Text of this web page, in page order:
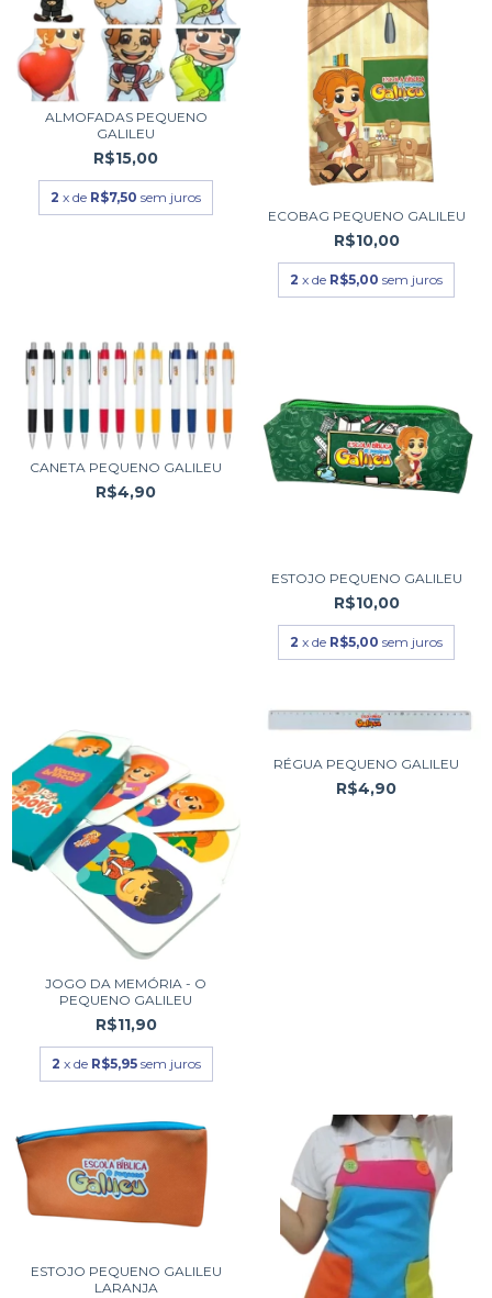
ALMOFADAS PEQUENO
GALILEU
R$15,00
2 x de R$7,50 sem juros
ECOBAG PEQUENO GALILEU
R$10,00
2 x de R$5,00 sem juros
CANETA PEQUENO GALILEU
R$4,90
ESTOJO PEQUENO GALILEU
R$10,00
2 x de R$5,00 sem juros
JOGO DA MEMÓRIA - O
PEQUENO GALILEU
R$11,90
2 x de R$5,95 sem juros
RÉGUA PEQUENO GALILEU
R$4,90
ESTOJO PEQUENO GALILEU
LARANJA